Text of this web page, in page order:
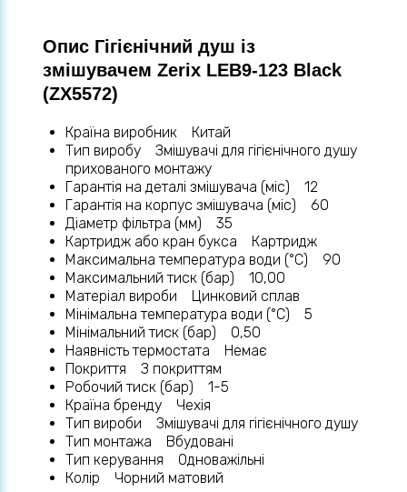
Опис Гігієнічний душ із
змішувачем Zerix LEB9-123 Black
(ZX5572)
Країна виробник Китай
Тип виробу Змішувачі для гігієнічного душу
прихованого монтажу
Гарантія на деталі змішувача (міс) 12
Гарантія на корпус змішувача (міс) 60
Діаметр фільтра (мм) 35
Картридж або кран букса Картридж
Максимальна температура води (°C) 90
Максимальний тиск (бар) 10,00
Матеріал вироби Цинковий сплав
Мінімальна температура води (°C) 5
Мінімальний тиск (бар) 0,50
Наявність термостата Немає
Покриття З покриттям
Робочий тиск (бар) 1-5
Країна бренду Чехія
Тип вироби Змішувачі для гігієнічного душу
Тип монтажа Вбудовані
Тип керування Одноважільні
Колір Чорний матовий